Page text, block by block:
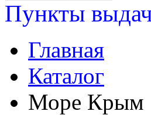
Пункты
Главная
Каталог
Море Крым